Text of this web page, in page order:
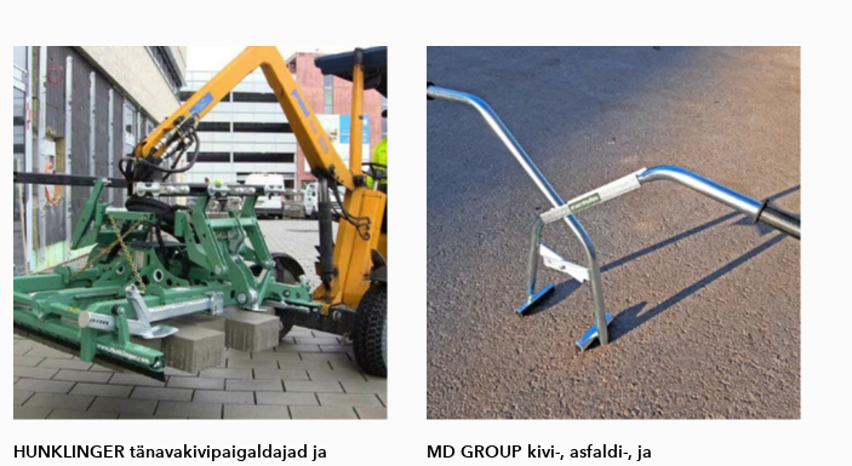
HUNKLINGER tänavakivipaigaldajad ja
MD GROUP kivi-, asfaldi-, ja